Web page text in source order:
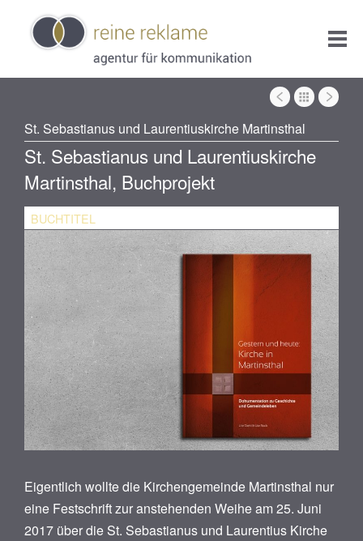
St. Sebastianus und Laurentiuskirche Martinsthal
St. Sebastianus und Laurentiuskirche
Martinsthal, Buchprojekt
BUCHTITEL
Eigentlich wollte die Kirchengemeinde Martinsthal nur
eine Festschrift zur anstehenden Weihe am 25. Juni
2017 über die St. Sebastianus und Laurentius Kirche